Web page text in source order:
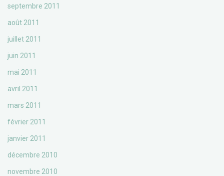
septembre 2011
août 2011
juillet 2011
juin 2011
mai 2011
avril 2011
mars 2011
février 2011
janvier 2011
décembre 2010
novembre 2010